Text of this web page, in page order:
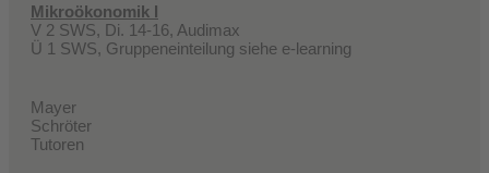
Mikroökonomik I
V 2 SWS, Di. 14-16, Audimax
Ü 1 SWS, Gruppeneinteilung siehe e-learning
Mayer
Schröter
Tutoren